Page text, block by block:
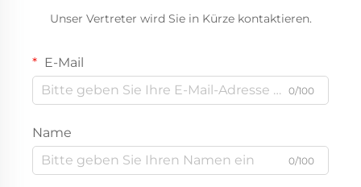
Unser Vertreter wird Sie in Kürze kontaktieren.
E-Mail
0/100
Name
0/100